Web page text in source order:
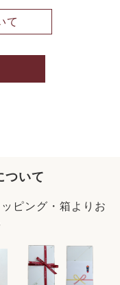
て
ついて
ピング・箱よりお